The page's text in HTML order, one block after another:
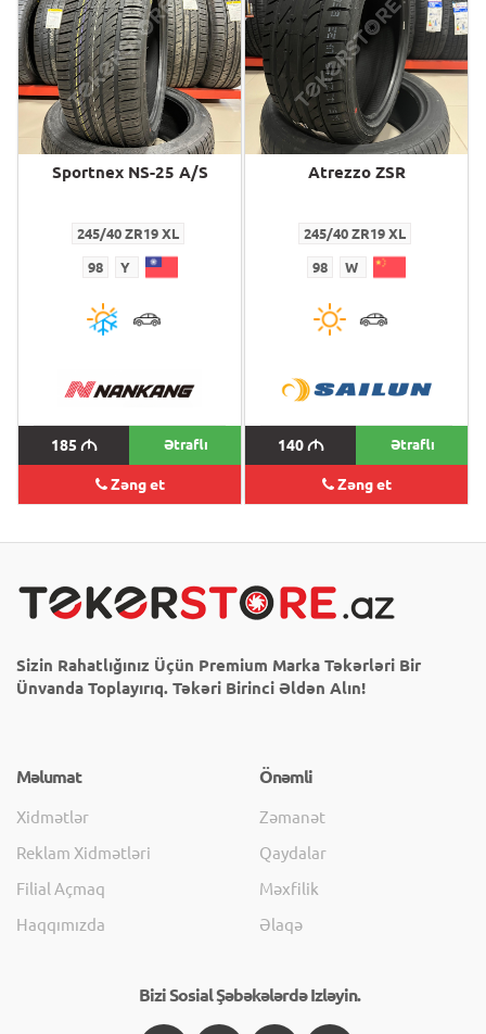
Sportnex NS-25 A/S
245/40 ZR19 XL
98 Y
185 M Ətraflı
Zəng et
Atrezzo ZSR
245/40 ZR19 XL
98 W
140M Ətraflı
Zəng et
Sizin Rahatlığınız Üçün Premium Marka Təkərləri Bir
Ünvanda Toplayırıq. Təkəri Birinci Əldən Alın!
Məlumat
Xidmətlər
Reklam Xidmətləri
Filial Açmaq
Haqqımızda
Önəmli
Zəmanət
Qaydalar
Məxfilik
Əlaqə
Bizi Sosial Şəbəkələrdə Izləyin.